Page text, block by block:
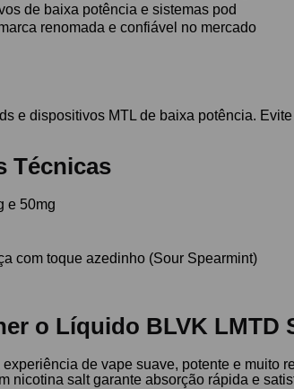
de baixa potência e sistemas pod
renomada e confiável no mercado
e dispositivos MTL de baixa potência.
Técnicas
e 50mg
com toque azedinho (Sour Spearmint)
o Líquido BLVK LMTD
de vape suave, potente e muito
nicotina salt garante absorção rápida e